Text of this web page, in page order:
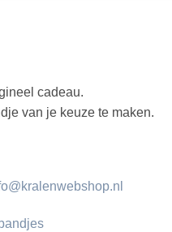
cadeau.
van je keuze te maken.